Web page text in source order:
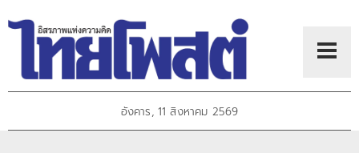
อังคาร, 11 สิงหาคม 2569